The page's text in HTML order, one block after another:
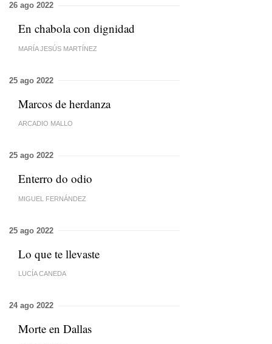
26 ago 2022
En chabola con dignidad
MARÍA JESÚS MARTÍNEZ
25 ago 2022
Marcos de herdanza
ARCADIO MALLO
25 ago 2022
Enterro do odio
MIGUEL FERNÁNDEZ
25 ago 2022
Lo que te llevaste
LUCÍA CANEDA
24 ago 2022
Morte en Dallas